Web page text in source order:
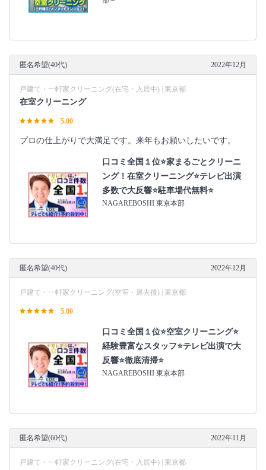
匿名希望(40代) 2022年12月
戸建て・一軒家クリーニング(在宅・入居中) | 東京都
在室クリーニング
5.00
プロの仕上がりで大満足です。来年もお願いしたいです。
口コミ全国１位⭐家まるごとクリーニ
ング！在室クリーニング⭐テレビ出演
多数で大反響⭐駐車場代無料⭐
NAGAREBOSHI 東京本部
匿名希望(40代) 2022年12月
戸建て・一軒家クリーニング(空室・退去後) | 東京都
5.00
口コミ全国１位⭐空室クリーニング⭐
経験豊富なスタッフ⭐テレビ出演で大
反響⭐徹底清掃⭐
NAGAREBOSHI 東京本部
匿名希望(60代) 2022年11月
戸建て・一軒家クリーニング(在宅・入居中) | 東京都